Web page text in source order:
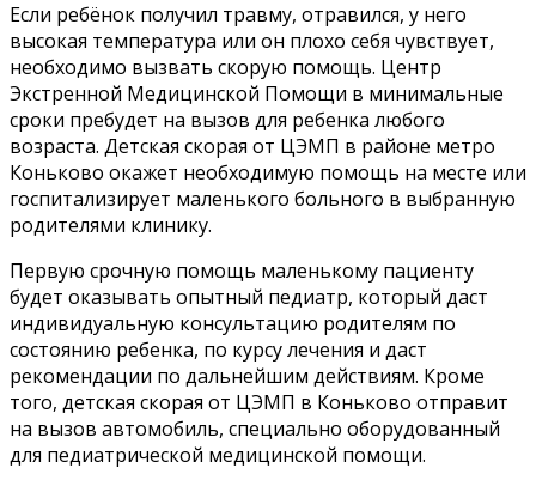
Если ребёнок получил травму, отравился, у него
высокая температура или он плохо себя чувствует,
необходимо вызвать скорую помощь. Центр
Экстренной Медицинской Помощи в минимальные
сроки пребудет на вызов для ребенка любого
возраста. Детская скорая от ЦЭМП в районе метро
Коньково окажет необходимую помощь на месте или
госпитализирует маленького больного в выбранную
родителями клинику.
Первую срочную помощь маленькому пациенту
будет оказывать опытный педиатр, который даст
индивидуальную консультацию родителям по
состоянию ребенка, по курсу лечения и даст
рекомендации по дальнейшим действиям. Кроме
того, детская скорая от ЦЭМП в Коньково отправит
на вызов автомобиль, специально оборудованный
для педиатрической медицинской помощи.